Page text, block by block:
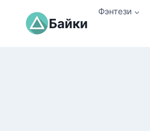
содержимому
Байки
Фэнтези